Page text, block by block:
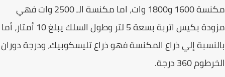
مكنسة 1600 و1800 وات، اما مكنسة الـ 2500 وات فهي
مزودة بكيس اتربة بسعة 5 لتر وطول السلك يبلغ 10 أمتار، أما
إلي ذراع المكنسة فهو ذراع تليسكوبيك، ودرجة دوران
360 درجة.